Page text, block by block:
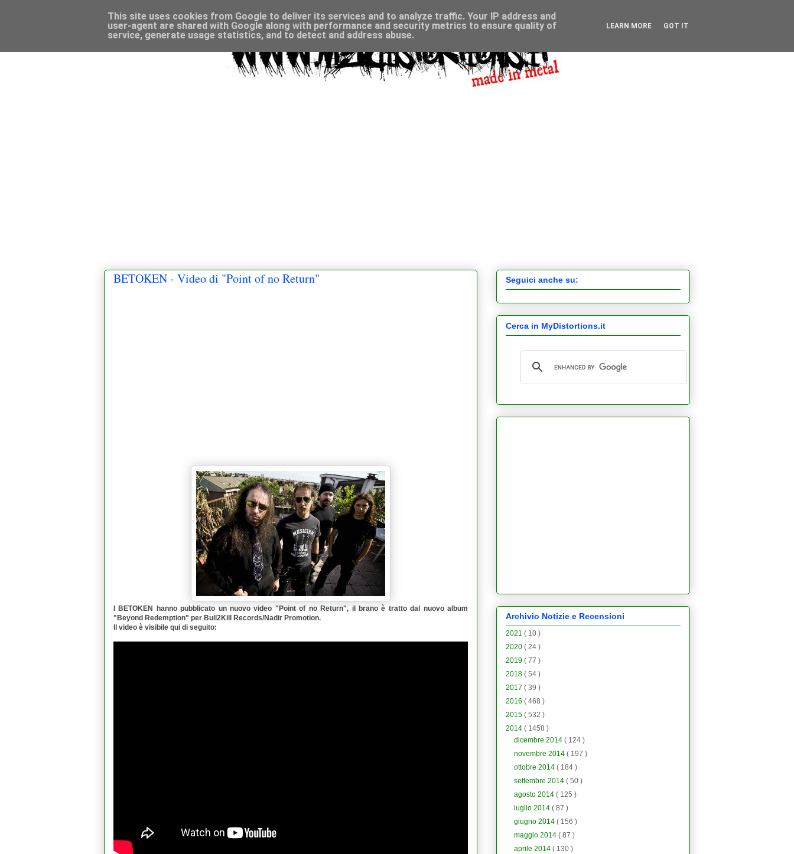
BETOKEN - Video di "Point of no Return"
BETOKEN hanno pubblicato un nuovo video " Point of no Return", il brano è tratto dal nuovo album
" Beyond Redemption" per Buil2Kill Records/Nadir Promotion.
Il video è visibile qui di seguito:
Seguici anche su:
Cerca in MyDistortions.it
Archivio Notizie e Recensioni
2021 ( 10 )
2020 ( 24 )
2019 ( 77 )
2018 ( 54 )
2017 ( 39 )
2016 ( 468 )
2015 ( 532 )
2014 ( 1458 )
dicembre 2014( 124 )
novembre 2014( 197 )
ottobre 2014( 184 )
settembre 2014( 50 )
agosto 2014( 125 )
luglio 2014( 87 )
giugno 2014( 156 )
maggio 2014( 87 )
aprile 2014( 130 )
This site uses cookies from Google to deliver its services and to analyze traffic. Your IP address and
user-agent are shared with Google along with performance and security metrics to ensure quality of
service, generate usage statistics, and to detect and address abuse.
LEARN MORE GOT IT